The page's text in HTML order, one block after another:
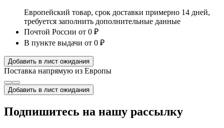
Европейский товар, срок доставки примерно 14 дней,
требуется заполнить дополнительные данные
Почтой России от 0 ₽
В пункте выдачи от 0 ₽
Добавить в лист ожидания
Поставка напрямую из Европы
Добавить в лист ожидания
Подпишитесь на нашу рассылку